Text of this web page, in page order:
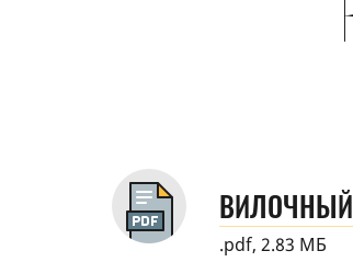
ВИЛОЧНЫЙ
.pdf, 2.83 МБ